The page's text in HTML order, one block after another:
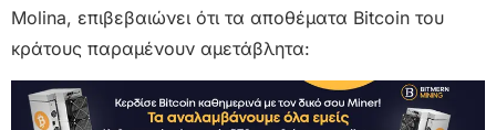
Molina, επιβεβαιώνει ότι τα αποθέματα Bitcoin του
κράτους παραμένουν αμετάβλητα: